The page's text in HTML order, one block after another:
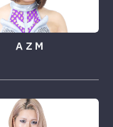
ＡＺＭ